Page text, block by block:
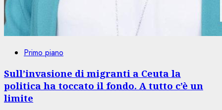
Primo piano
Sull’invasione di migranti a Ceuta la
politica ha toccato il fondo. A tutto c’è un
limite